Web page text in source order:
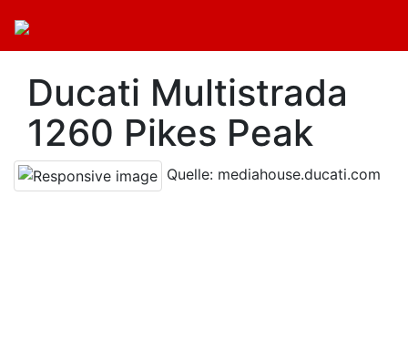
Ducati Multistrada
1260 Pikes Peak
Quelle: mediahouse.ducati.com